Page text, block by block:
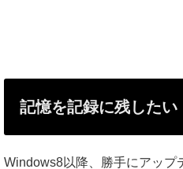
記憶を記録に残したい
Windows8以降、勝手にアップ